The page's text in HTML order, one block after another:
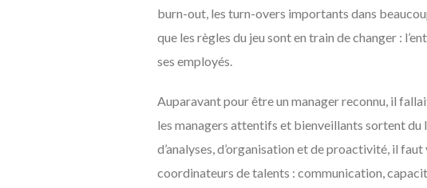
burn-out, les turn-overs importants dans
que les règles du jeu sont en train de changer :
ses employés.
Auparavant pour être un manager reconnu, il
les managers attentifs et bienveillants sortent du
d’analyses, d’organisation et de proactivité, il
coordinateurs de talents : communication,